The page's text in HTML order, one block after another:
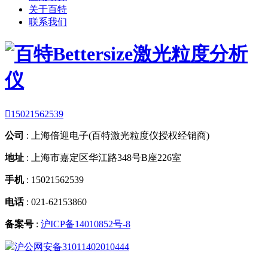
关于百特
联系我们
15021562539
公司 : 上海倍迎电子(百特激光粒度仪授权经销商)
地址 : 上海市嘉定区华江路348号B座226室
手机: 15021562539
电话: 021-62153860
备案号 : 沪ICP备14010852号-8
沪公网安备31011402010444